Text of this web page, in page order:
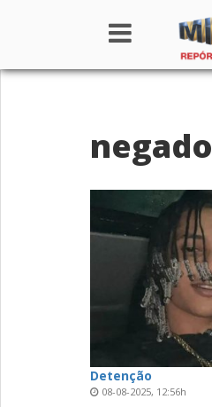
Institucionalnegado
Detenção
08-08-2025, 12:56h